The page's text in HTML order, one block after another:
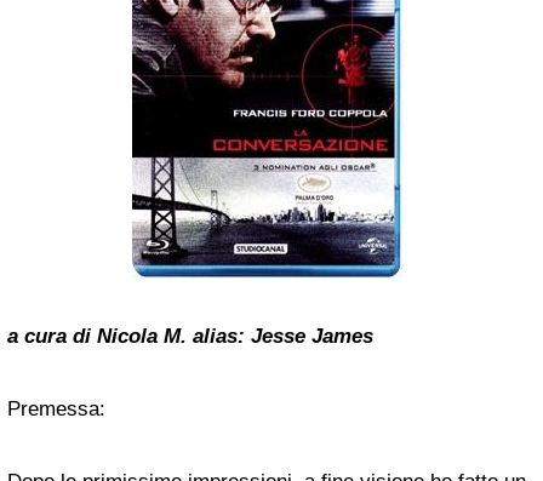
a cura di Nicola M. alias: Jesse James
Premessa: